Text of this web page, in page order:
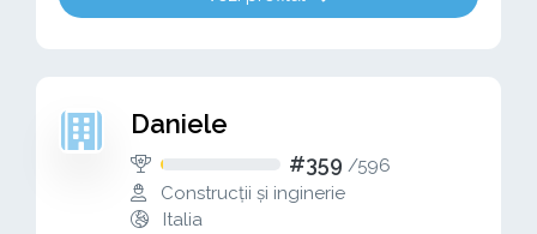
Daniele
#359 /596
Construcții și inginerie
Italia